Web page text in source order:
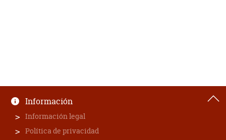
Información
Información legal
Política de privacidad